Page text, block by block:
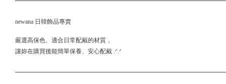
newana 日韓飾品專賣
嚴選高保色、適合日常配戴的材質，
讓妳在購買後能簡單保養、安心配戴 .ᐟ.ᐟ